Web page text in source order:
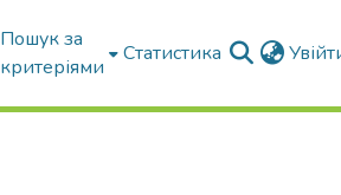
Пошук за
критеріями
Статистика